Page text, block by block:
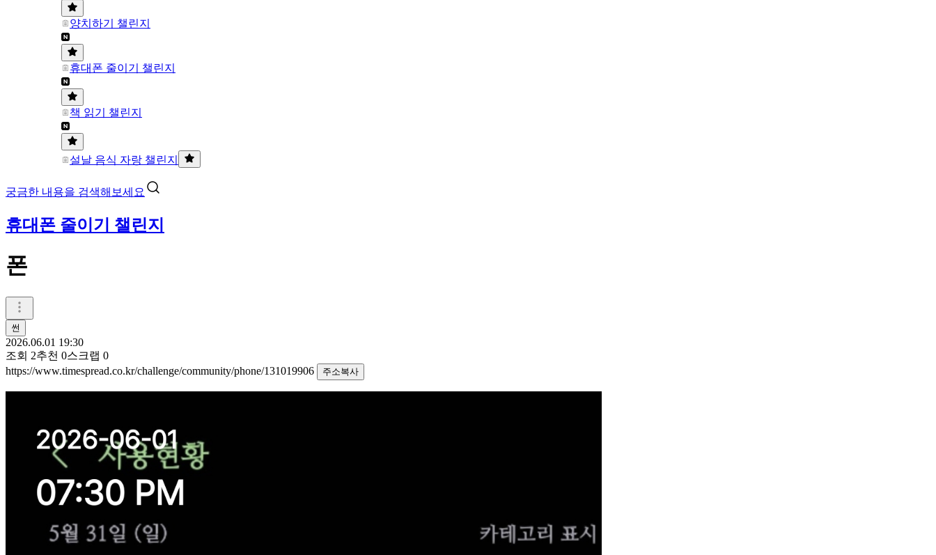
양치하기 챌린지
휴대폰 줄이기 챌린지
책 읽기 챌린지
설날 음식 자랑 챌린지
궁금한 내용을 검색해보세요
휴대폰 줄이기 챌린지
폰
썬
2026.06.01 19:30
조회 2추천 0스크랩 0
https://www.timespread.co.kr/challenge/community/phone/131019906
주소복사